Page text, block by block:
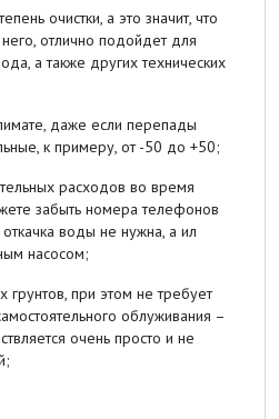
очистки, а это значит, что
отлично подойдет для
а также других технических
даже если перепады
к примеру, от -50 до +50;
расходов во время
забыть номера телефонов
воды не нужна, а ил
насосом;
при этом не требует
облуживания –
очень просто и не